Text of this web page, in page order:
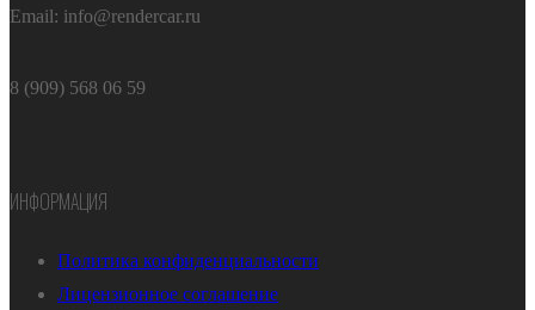
Email: info@rendercar.ru
8 (909) 568 06 59
ИНФОРМАЦИЯ
Политика конфиденциальности
Лицензионное соглашение